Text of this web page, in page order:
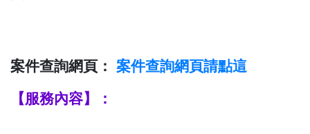
案件查詢網頁： 案件查詢網頁請點這
【服務內容】：